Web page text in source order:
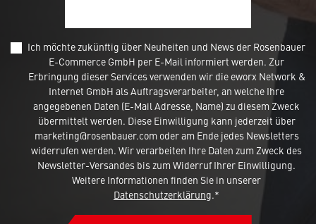
Ich möchte zukünftig über Neuheiten und News der Rosenbauer
E-Commerce GmbH per E-Mail informiert werden. Zur
Erbringung dieser Services verwenden wir die eworx Network &
Internet GmbH als Auftragsverarbeiter, an welche Ihre
angegebenen Daten (E-Mail Adresse, Name) zu diesem Zweck
übermittelt werden. Diese Einwilligung kann jederzeit über
marketing@rosenbauer.com oder am Ende jedes Newsletters
widerrufen werden. Wir verarbeiten Ihre Daten zum Zweck des
Newsletter-Versandes bis zum Widerruf Ihrer Einwilligung.
Weitere Informationen finden Sie in unserer
Datenschutzerklärung.*